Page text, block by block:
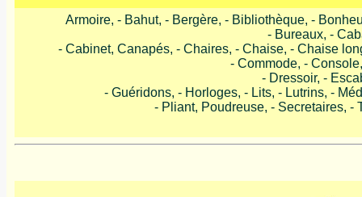
Armoire, - Bahut, - Bergère, - Bibliothèque, -
- Bureaux, -
- Cabinet, Canapés, - Chaires, - Chaise, - Chaise
- Commode, -
- Dressoir, -
- Guéridons, - Horloges, - Lits, - Lutrins, -
- Pliant, Poudreuse, - Secretaires, -